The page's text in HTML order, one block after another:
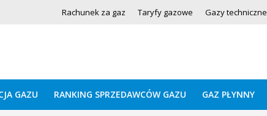
Rachunek za gaz Taryfy gazowe Gazy techniczne
GAZU RANKING SPRZEDAWCÓW GAZU GAZ PŁYNNY